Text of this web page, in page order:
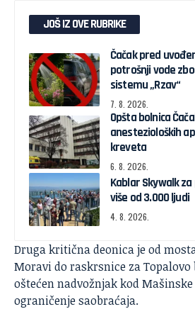
JOŠ IZ OVE RUBRIKE
Čačak pred
potrošnji vode
sistemu „Rzav“
7. 8. 2026.
Opšta bolnica
anestezioloških
kreveta
6. 8. 2026.
Kablar Skywalk
više od 3.000 ljudi
4. 8. 2026.
Druga kritična deonica je od
Moravi do raskrsnice za Topalovo
oštećen nadvožnjak kod
ograničenje saobraćaja.